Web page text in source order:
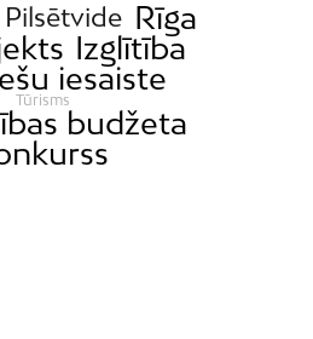
Rīga
Izglītība
iesaiste
Tūrisms
budžeta